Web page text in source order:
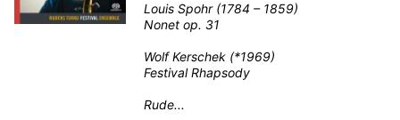
Louis Spohr (1784 – 1859)
Nonet op. 31
Wolf Kerschek (*1969)
Festival Rhapsody
Rude...